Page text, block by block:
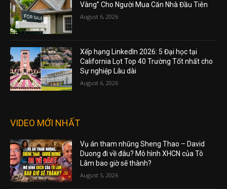
Vàng” Cho Người Mua Căn Nhà Đầu Tiên
August 6, 2026
Xếp hạng LinkedIn 2026: 5 Đại học tại
California Lọt Top 40 Trường Tốt nhất cho
Sự nghiệp Lâu dài
August 6, 2026
VIDEO MỚI NHẤT
Vụ án tham nhũng Sheng Thao – David
Duong đi về đâu? Mô hình XHCN của Tô
Lâm bao giờ sẽ thành?
August 5, 2026